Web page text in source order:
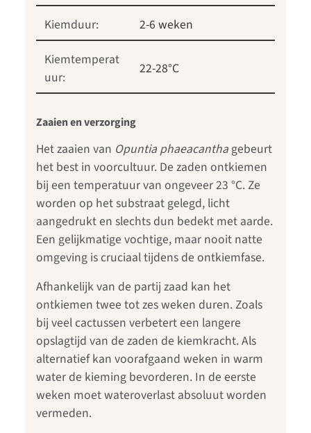
Kiemduur:
2-6 weken
Kiemtemperat
uur:
22-28°C
Zaaien en verzorging
Het zaaien van Opuntia phaeacanthagebeurt
het best in voorcultuur. De zaden ontkiemen
bij een temperatuur van ongeveer 23 °C. Ze
worden op het substraat gelegd, licht
aangedrukt en slechts dun bedekt met aarde.
Een gelijkmatige vochtige, maar nooit natte
omgeving is cruciaal tijdens de ontkiemfase.
Afhankelijk van de partij zaad kan het
ontkiemen twee tot zes weken duren. Zoals
bij veel cactussen verbetert een langere
opslagtijd van de zaden de kiemkracht. Als
alternatief kan voorafgaand weken in warm
water de kieming bevorderen. In de eerste
weken moet wateroverlast absoluut worden
vermeden.